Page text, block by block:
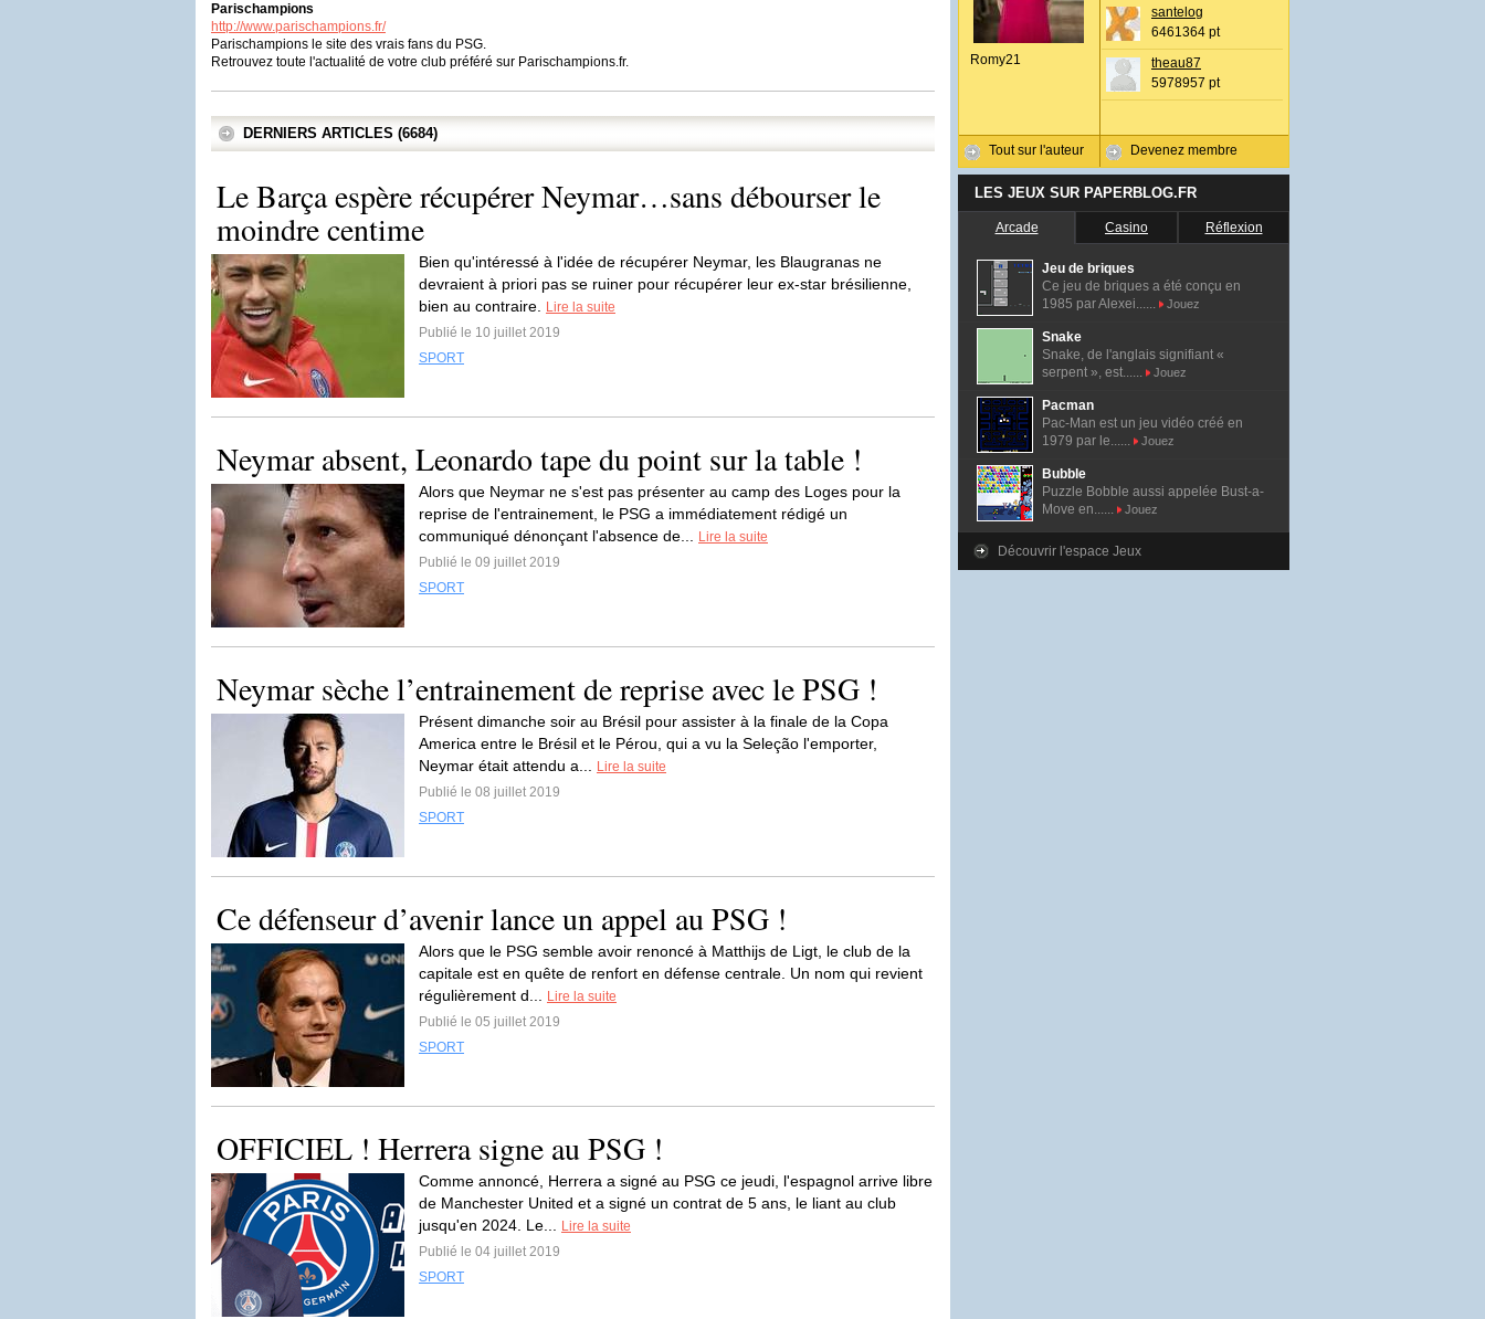
Parischampions
http://www.parischampions.fr/
Parischampions le site des vrais fans du PSG.
Retrouvez toute l'actualité de votre club préféré sur Parischampions.fr.
DERNIERS ARTICLES (6684)
Le Barça espère récupérer Neymar…sans débourser le
moindre centime
Bien qu'intéressé à l'idée de récupérer Neymar, les Blaugranas ne
devraient à priori pas se ruiner pour récupérer leur ex-star brésilienne,
bien au contraire.
Lire la suite
Publié le 10 juillet 2019
SPORT
Neymar absent, Leonardo tape du point sur la table !
Alors que Neymar ne s'est pas présenter au camp des Loges pour la
reprise de l'entrainement, le PSG a immédiatement rédigé un
communiqué dénonçant l'absence de...
Lire la suite
Publié le 09 juillet 2019
SPORT
Neymar sèche l’entrainement de reprise avec le PSG !
Présent dimanche soir au Brésil pour assister à la finale de la Copa
America entre le Brésil et le Pérou, qui a vu la Seleção l'emporter,
Neymar était attendu a...
Lire la suite
Publié le 08 juillet 2019
SPORT
Ce défenseur d’avenir lance un appel au PSG !
Alors que le PSG semble avoir renoncé à Matthijs de Ligt, le club de la
capitale est en quête de renfort en défense centrale. Un nom qui revient
régulièrement d...
Lire la suite
Publié le 05 juillet 2019
SPORT
OFFICIEL ! Herrera signe au PSG !
Comme annoncé, Herrera a signé au PSG ce jeudi, l'espagnol arrive libre
de Manchester United et a signé un contrat de 5 ans, le liant au club
jusqu'en 2024. Le...
Lire la suite
Publié le 04 juillet 2019
SPORT
Romy21
Tout sur l'auteur
santelog
6461364 pt
theau87
5978957 pt
Devenez membre
LES JEUX SUR PAPERBLOG.FR
Arcade Casino Réflexion
Jeu de briques
Ce jeu de briques a été conçu en
1985 par Alexei......
Jouez
Snake
Snake, de l'anglais signifiant «
serpent », est......
Jouez
Pacman
Pac-Man est un jeu vidéo créé en
1979 par le......
Jouez
Bubble
Puzzle Bobble aussi appelée Bust-a-
Move en......
Jouez
Découvrir l'espace Jeux